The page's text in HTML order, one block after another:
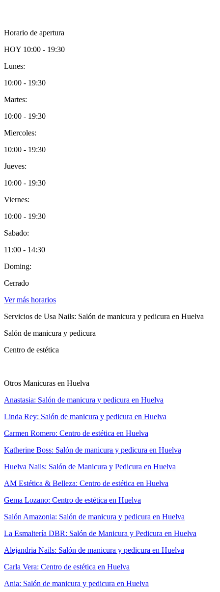
Horario de apertura
HOY 10:00 - 19:30
Lunes:
10:00 - 19:30
Martes:
10:00 - 19:30
Miercoles:
10:00 - 19:30
Jueves:
10:00 - 19:30
Viernes:
10:00 - 19:30
Sabado:
11:00 - 14:30
Doming:
Cerrado
Ver más horarios
Servicios de Usa Nails: Salón de manicura y pedicura en Huelva
Salón de manicura y pedicura
Centro de estética
Otros Manicuras en Huelva
Anastasia: Salón de manicura y pedicura en Huelva
Linda Rey: Salón de manicura y pedicura en Huelva
Carmen Romero: Centro de estética en Huelva
Katherine Boss: Salón de manicura y pedicura en Huelva
Huelva Nails: Salón de Manicura y Pedicura en Huelva
AM Estética & Belleza: Centro de estética en Huelva
Gema Lozano: Centro de estética en Huelva
Salón Amazonia: Salón de manicura y pedicura en Huelva
La Esmaltería DBR: Salón de Manicura y Pedicura en Huelva
Alejandria Nails: Salón de manicura y pedicura en Huelva
Carla Vera: Centro de estética en Huelva
Ania: Salón de manicura y pedicura en Huelva